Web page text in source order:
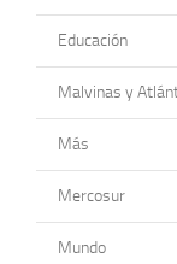
Educación
Malvinas y
Más
Mercosur
Mundo